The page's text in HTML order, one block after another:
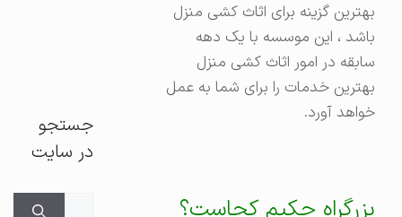
بهترین گزینه برای اثاث کشی منزل
باشد ، این موسسه با یک دهه
سابقه در امور اثاث کشی منزل
بهترین خدمات را برای شما به عمل
خواهد آورد.
بزرگراه حکیم کجاست؟
جستجو
در سایت